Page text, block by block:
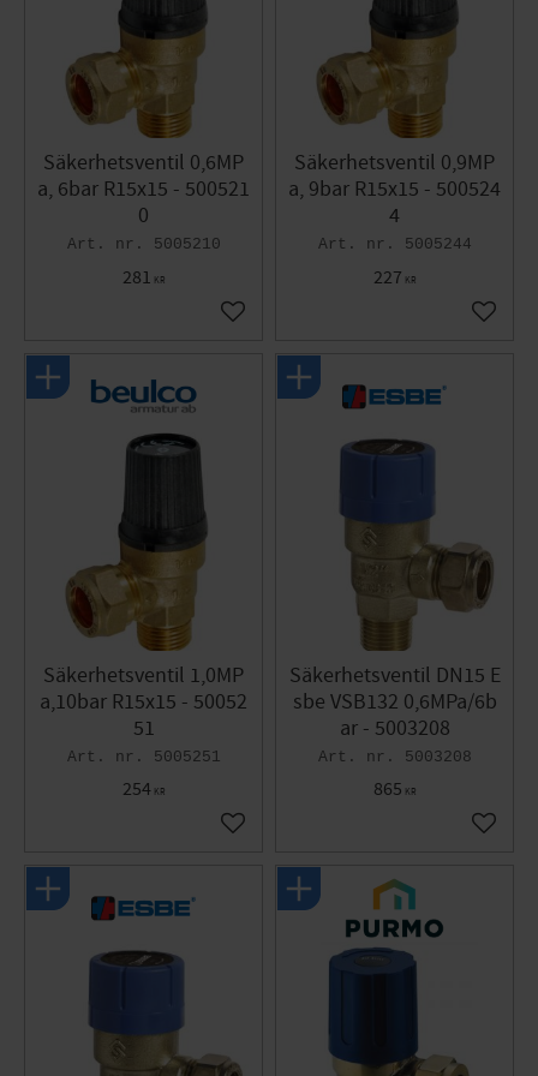
Säkerhetsventil 0,6MP
a, 6bar R15x15 - 500521
0
5005210
281 KR
Gem som favorit
Säkerhetsventil 0,9MP
a, 9bar R15x15 - 500524
4
5005244
227 KR
Gem
Säkerhetsventil 1,0MP
a,10bar R15x15 - 50052
51
5005251
254KR
Gem som favorit
Säkerhetsventil DN15 E
sbe VSB132 0,6MPa/6b
ar - 5003208
5003208
865 KR
Gem